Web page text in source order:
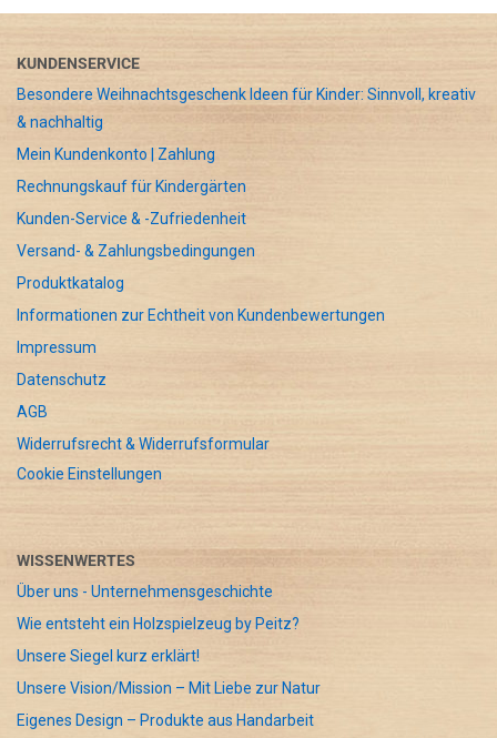
KUNDENSERVICE
Besondere Weihnachtsgeschenk Ideen für Kinder: Sinnvoll, kreativ
& nachhaltig
Mein Kundenkonto | Zahlung
Rechnungskauf für Kindergärten
Kunden-Service & -Zufriedenheit
Versand- & Zahlungsbedingungen
Produktkatalog
Informationen zur Echtheit von Kundenbewertungen
Impressum
Datenschutz
AGB
Widerrufsrecht & Widerrufsformular
Cookie Einstellungen
WISSENWERTES
Über uns - Unternehmensgeschichte
Wie entsteht ein Holzspielzeug by Peitz?
Unsere Siegel kurz erklärt!
Unsere Vision/Mission – Mit Liebe zur Natur
Eigenes Design – Produkte aus Handarbeit